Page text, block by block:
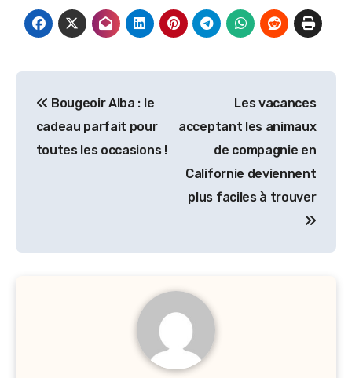
navigation
Bougeoir Alba : le
cadeau parfait pour
toutes les occasions !
Les vacances
acceptant les animaux
de compagnie en
Californie deviennent
plus faciles à trouver